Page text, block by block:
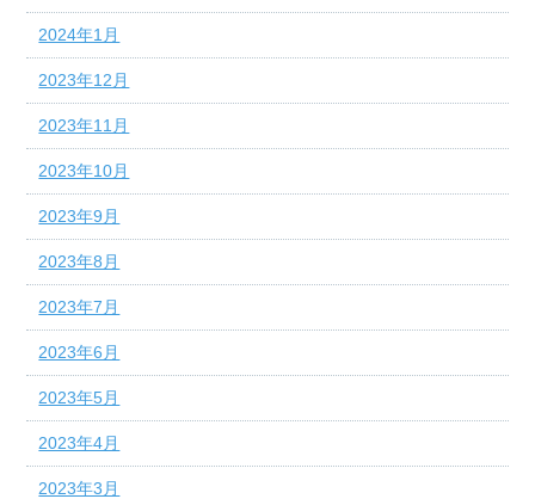
2024年1月
2023年12月
2023年11月
2023年10月
2023年9月
2023年8月
2023年7月
2023年6月
2023年5月
2023年4月
2023年3月